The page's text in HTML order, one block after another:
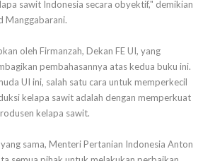
sawit Indonesia secara obyektif," demikian
Manggabarani.
oleh Firmanzah, Dekan FE UI, yang
pembahasannya atas kedua buku ini.
UI ini, salah satu cara untuk memperkecil
kelapa sawit adalah dengan memperkuat
kelapa sawit.
sama, Menteri Pertanian Indonesia Anton